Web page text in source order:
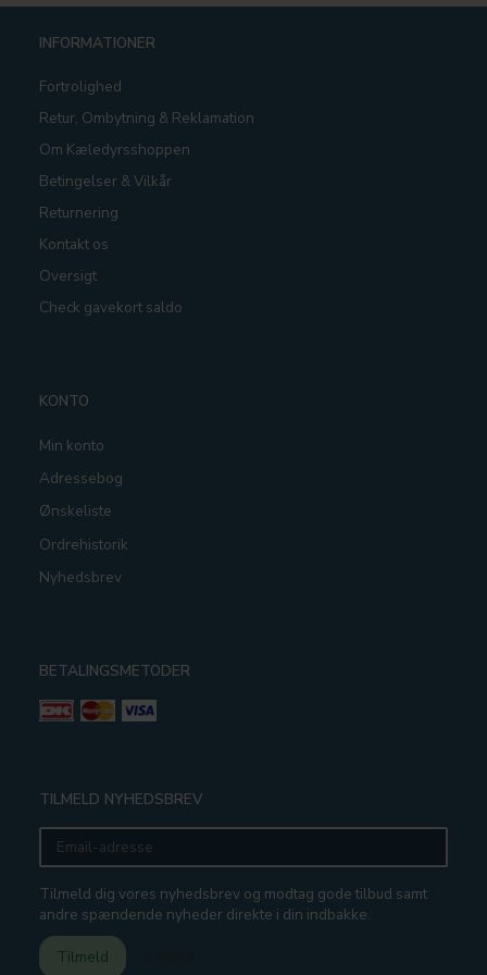
INFORMATIONER
Fortrolighed
Retur, Ombytning & Reklamation
Om Kæledyrsshoppen
Betingelser & Vilkår
Returnering
Kontakt os
Oversigt
Check gavekort saldo
KONTO
Min konto
Adressebog
Ønskeliste
Ordrehistorik
Nyhedsbrev
BETALINGSMETODER
TILMELD NYHEDSBREV
Email-
adresse
Tilmeld dig vores nyhedsbrev og modtag gode tilbud samt
andre spændende nyheder direkte i din indbakke.
Tilmeld